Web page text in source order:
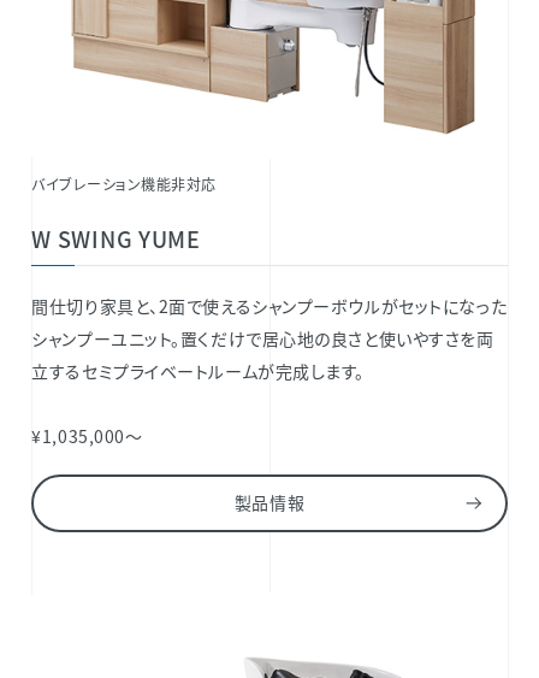
バイブレーション機能非対応
W SWING YUME
間仕切り家具と、2面で使えるシャンプーボウルがセットになった
シャンプーユニット。置くだけで居心地の良さと使いやすさを両
立するセミプライベートルームが完成します。
¥1,035,000～
製品情報